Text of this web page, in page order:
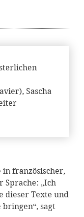
Sascha
französischer,
Sprache: „Ich
dieser Texte und
sagt